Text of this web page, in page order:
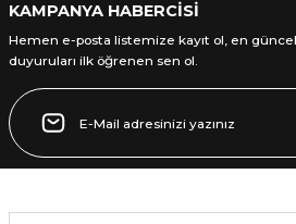
Gönder
KAMPANYA HABERCİSİ
Hemen e-posta listemize kayıt ol, en
duyuruları ilk öğrenen sen ol.